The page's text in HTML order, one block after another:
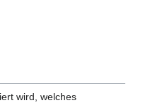
wird, welches